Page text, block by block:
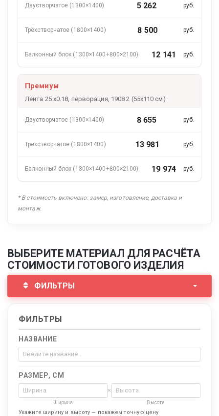
5 262 руб.
8 500 руб.
12 141 руб.
Премиум
Лента 25 х0.18, перворация, 1908 2 (55x110 см)
8 655 руб.
13 981 руб.
19 974 руб.
* В стоимость включено: замер, изготовление, доставка и
монтаж.
ВЫБЕРИТЕ МАТЕРИАЛ ДЛЯ РАСЧЁТА
СТОИМОСТИ ГОТОВОГО ИЗДЕЛИЯ
ФИЛЬТРЫ
ФИЛЬТРЫ
НАЗВАНИЕ
РАЗМЕР, СМ
Ширина
×
Высота
Укажите ширину и высоту — покажем точную цену